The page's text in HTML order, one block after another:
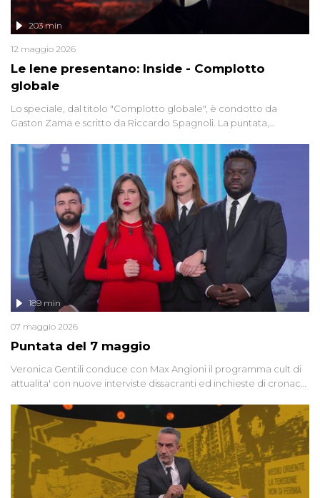
Le Iene presentano: Inside - Complotto
globale
203 min
12 maggio 2026
Lo speciale, dal titolo "Complotto globale", è condotto da
Gaston Zama e scritto da Riccardo Spagnoli. La puntata,
racconta l'universo delle narrazioni alternative, dei sospetti
globali e del complottismo che negli ultimi anni hanno invaso
social network, talk show, piazze digitali e immaginario collettivo.
Puntata del 7 maggio
189 min
07 maggio 2026
Veronica Gentili conduce con Max Angioni il programma cult di
attualita' con nuove interviste dissacranti ed inchieste di cronaca